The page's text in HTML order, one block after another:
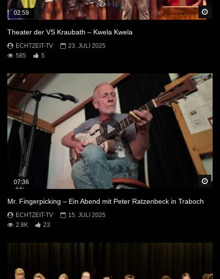
02:59
Theater der VS Kraubath – Kwela Kwela
ECHTZEIT-TV
23. JULI 2025
585
5
07:36
Mr. Fingerpicking – Ein Abend mit Peter Ratzenbeck in Traboch
ECHTZEIT-TV
15. JULI 2025
2.8K
23